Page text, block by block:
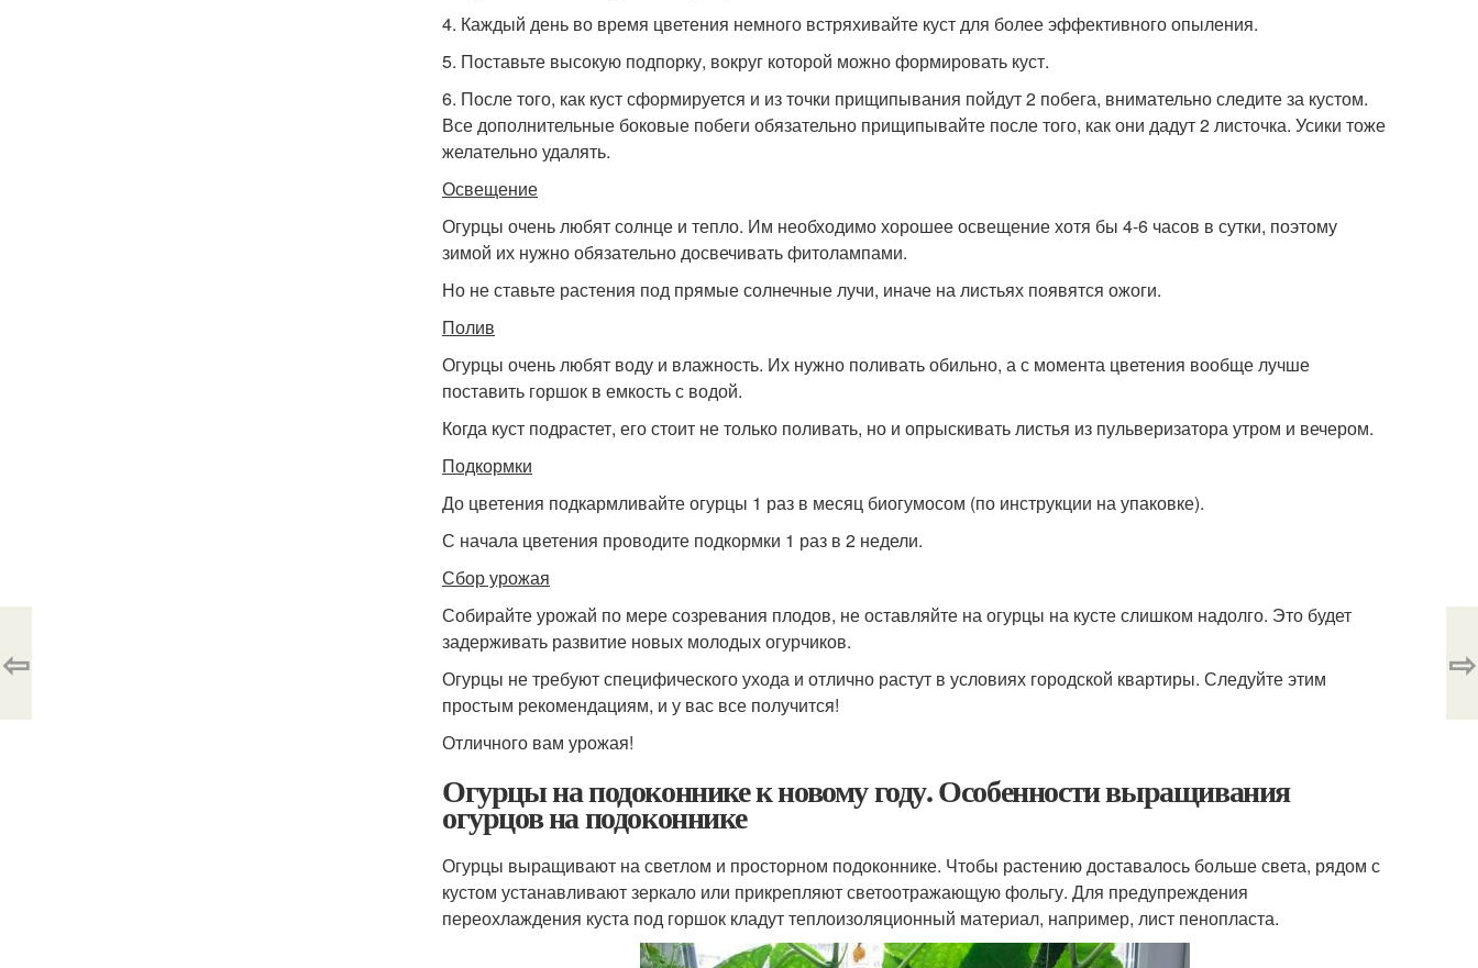
4. Каждый день во время цветения немного встряхивайте куст для более эффективного опыления.
5. Поставьте высокую подпорку, вокруг которой можно формировать куст.
6. После того, как куст сформируется и из точки прищипывания пойдут 2 побега, внимательно следите за кустом.
Все дополнительные боковые побеги обязательно прищипывайте после того, как они дадут 2 листочка. Усики тоже
желательно удалять.
Освещение
Огурцы очень любят солнце и тепло. Им необходимо хорошее освещение хотя бы 4-6 часов в сутки, поэтому
зимой их нужно обязательно досвечивать фитолампами.
Но не ставьте растения под прямые солнечные лучи, иначе на листьях появятся ожоги.
Полив
Огурцы очень любят воду и влажность. Их нужно поливать обильно, а с момента цветения вообще лучше
поставить горшок в емкость с водой.
Когда куст подрастет, его стоит не только поливать, но и опрыскивать листья из пульверизатора утром и вечером.
Подкормки
До цветения подкармливайте огурцы 1 раз в месяц биогумосом (по инструкции на упаковке).
С начала цветения проводите подкормки 1 раз в 2 недели.
Сбор урожая
Собирайте урожай по мере созревания плодов, не оставляйте на огурцы на кусте слишком надолго. Это будет
задерживать развитие новых молодых огурчиков.
Огурцы не требуют специфического ухода и отлично растут в условиях городской квартиры. Следуйте этим
простым рекомендациям, и у вас все получится!
Отличного вам урожая!
Огурцы на подоконнике к новому году. Особенности выращивания
огурцов на подоконнике
Огурцы выращивают на светлом и просторном подоконнике. Чтобы растению доставалось больше света, рядом с
кустом устанавливают зеркало или прикрепляют светоотражающую фольгу. Для предупреждения
переохлаждения куста под горшок кладут теплоизоляционный материал, например, лист пенопласта.
⇦ ⇨